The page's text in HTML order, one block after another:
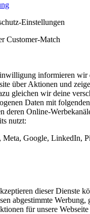
Einstellungen
Customer-Match
informieren wir
über Aktionen und
gleichen wir deine
Daten mit
deren Online-
nutzt:
Meta, Google, LinkedIn,
dieser Dienste
abgestimmte Werbung,
für unsere